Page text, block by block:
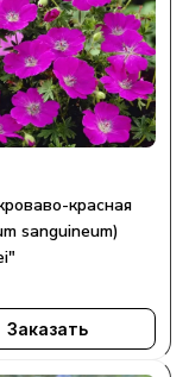
красная
sanguineum)
Заказать